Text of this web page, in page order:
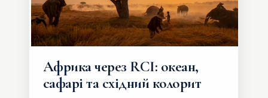
Африка через RCI: океан,
сафарі та східний колорит